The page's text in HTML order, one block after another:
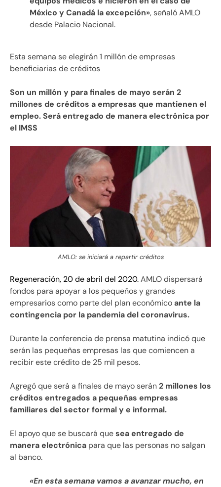
México y Canadá la excepción», señaló AMLO
desde Palacio Nacional.
Esta semana se elegirán 1 millón de empresas
beneficiarias de créditos
Son un millón y para finales de mayo serán 2
millones de créditos a empresas que mantienen el
empleo. Será entregado de manera electrónica por
el IMSS
AMLO: se iniciará a repartir créditos
Regeneración, 20 de abril del 2020.AMLO dispersará
fondos para apoyar a los pequeños y grandes
empresarios como parte del plan económicoante la
contingencia por la pandemia del coronavirus.
Durante la conferencia de prensa matutina indicó que
serán las pequeñas empresas las que comiencen a
recibir este crédito de 25 mil pesos.
Agregó que será a finales de mayo serán2 millones los
créditos entregados a pequeñas empresas
familiares del sector formal y e informal.
El apoyo que se buscará quesea entregado de
manera electrónica para que las personas no salgan
al banco.
«En esta semana vamos a avanzar mucho, en